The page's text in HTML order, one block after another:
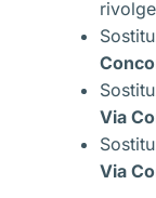
Via
Via